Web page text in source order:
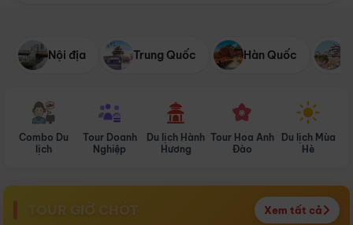
Nội địa Trung Quốc Hàn Quốc
Combo Du
lịch
Tour Doanh
Nghiệp
Du lịch Hành
Hương
Tour Hoa Anh
Đào
Du lịch Mùa
Hè
TOUR GIỜ CHÓT Xem tất cả
Điểm nổi bật